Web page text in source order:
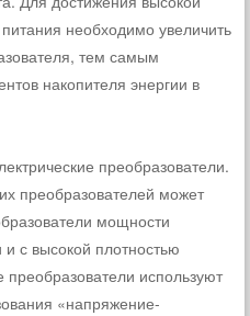
необходимо увеличить
тем самым
накопителя энергии в
преобразователи.
преобразователей может
мощности
с высокой плотностью
используют
«напряжение-